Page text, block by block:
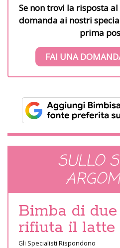
Se non trovi la risposta
domanda ai nostri
prima
FAI UNA
SULLO
Bimba di
rifiuta il latte
Gli Specialisti Rispondono